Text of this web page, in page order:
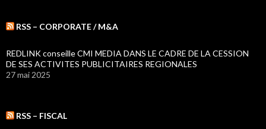
RSS – CORPORATE / M&A
REDLINK conseille CMI MEDIA DANS LE CADRE DE LA CESSION
DE SES ACTIVITES PUBLICITAIRES REGIONALES
27 mai 2025
RSS – FISCAL